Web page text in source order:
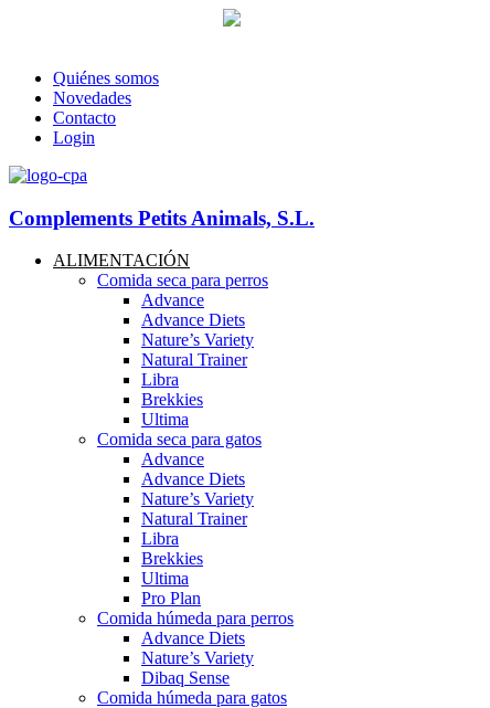
Quiénes somos
Novedades
Contacto
Login
Complements Petits Animals, S.L.
ALIMENTACIÓN
Comida seca para perros
Advance
Advance Diets
Nature’s Variety
Natural Trainer
Libra
Brekkies
Ultima
Comida seca para gatos
Advance
Advance Diets
Nature’s Variety
Natural Trainer
Libra
Brekkies
Ultima
Pro Plan
Comida húmeda para perros
Advance Diets
Nature’s Variety
Dibaq Sense
Comida húmeda para gatos